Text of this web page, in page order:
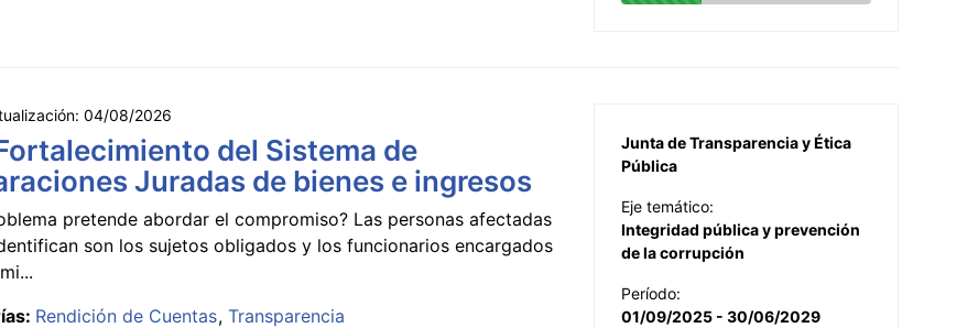
04/08/2026
del Sistema de
Juradas de bienes e ingresos
pretende abordar el compromiso? Las personas afectadas
son los sujetos obligados y los funcionarios encargados
Rendición de Cuentas Transparencia
Junta de Transparencia y Ética
Pública
Eje temático:
Integridad pública y prevención
de la corrupción
Período:
01/09/2025 - 30/06/2029